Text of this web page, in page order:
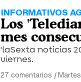
INFORMATIVOS
Los
mes
'laSexta noticias
viernes.
27 comentarios |